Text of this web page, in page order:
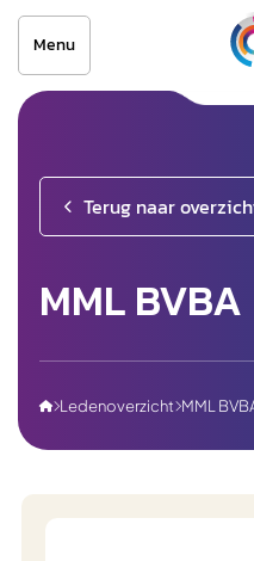
Menu
Terug naar
MML BVBA
Ledenoverzicht MML